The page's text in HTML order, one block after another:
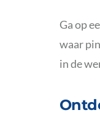
Ga op
waar
in de